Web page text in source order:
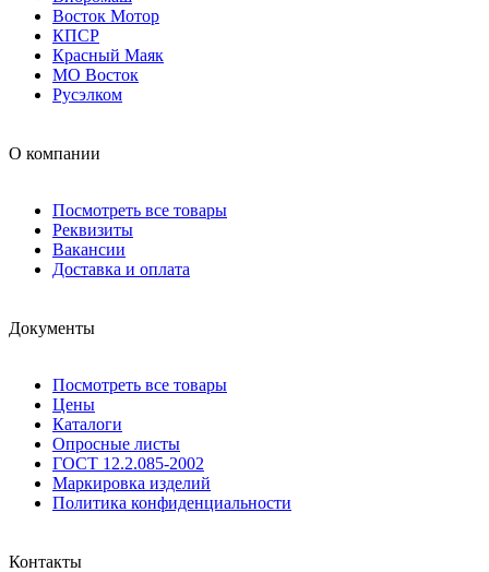
Восток Мотор
КПСР
Красный Маяк
МО Восток
Русэлком
О компании
Посмотреть все товары
Реквизиты
Вакансии
Доставка и оплата
Документы
Посмотреть все товары
Цены
Каталоги
Опросные листы
ГОСТ 12.2.085-2002
Маркировка изделий
Политика конфиденциальности
Контакты